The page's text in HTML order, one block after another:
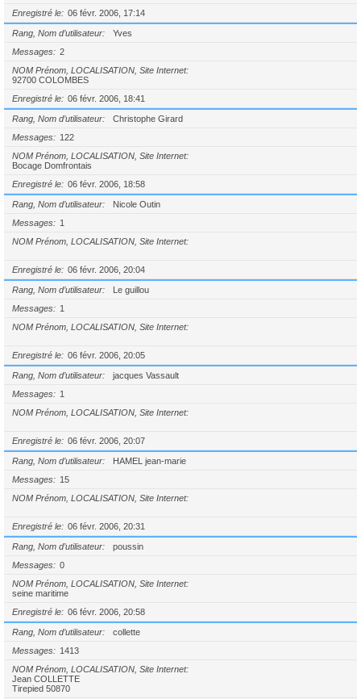
Enregistré le
06 févr. 2006, 17:14
Rang, Nom d’utilisateur
Yves
Messages
2
NOM Prénom, LOCALISATION, Site Internet
92700 COLOMBES
Enregistré le
06 févr. 2006, 18:41
Rang, Nom d’utilisateur
Christophe Girard
Messages
122
NOM Prénom, LOCALISATION, Site Internet
Bocage Domfrontais
Enregistré le
06 févr. 2006, 18:58
Rang, Nom d’utilisateur
Nicole Outin
Messages
1
NOM Prénom, LOCALISATION, Site Internet
Enregistré le 06 févr. 2006, 20:04
Rang, Nom d’utilisateur
Le guillou
Messages
1
NOM Prénom, LOCALISATION, Site Internet
Enregistré le 06 févr. 2006, 20:05
Rang, Nom d’utilisateur
jacques Vassault
Messages
1
NOM Prénom, LOCALISATION, Site Internet
Enregistré le 06 févr. 2006, 20:07
Rang, Nom d’utilisateur
HAMEL jean-marie
Messages
15
NOM Prénom, LOCALISATION, Site Internet
Enregistré le 06 févr. 2006, 20:31
Rang, Nom d’utilisateur
poussin
Messages
0
NOM Prénom, LOCALISATION, Site Internet
seine maritime
Enregistré le
06 févr. 2006, 20:58
Rang, Nom d’utilisateur
collette
Messages
1413
NOM Prénom, LOCALISATION, Site Internet
Jean COLLETTE
Tirepied 50870